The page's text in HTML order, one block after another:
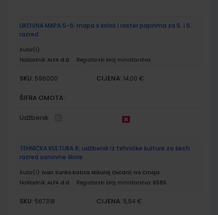
LIKOVNA MAPA 5-6; mapa s kolaž i raster papirima za 5. i 6.
razred
Autor(i):
Nakladnik: ALFA d.d. Registarski broj ministarstva:
SKU: 596000 CIJENA: 14,00 €
ŠIFRA OMOTA:
Udžbenik
TEHNIČKA KULTURA 6; udžbenik iz tehničke kulture za šesti
razred osnovne škole
Autor(i): Ivan Sunko Katica Mikulaj Ovčarić Ivo Crnoja
Nakladnik: ALFA d.d. Registarski broj ministarstva: 6585
SKU: 567318 CIJENA: 5,54 €